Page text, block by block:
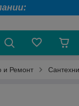
и Ремонт